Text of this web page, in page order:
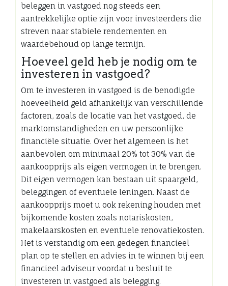
beleggen in vastgoed nog steeds een
aantrekkelijke optie zijn voor investeerders die
streven naar stabiele rendementen en
waardebehoud op lange termijn.
Hoeveel geld heb je nodig om te
investeren in vastgoed?
Om te investeren in vastgoed is de benodigde
hoeveelheid geld afhankelijk van verschillende
factoren, zoals de locatie van het vastgoed, de
marktomstandigheden en uw persoonlijke
financiële situatie. Over het algemeen is het
aanbevolen om minimaal 20% tot 30% van de
aankoopprijs als eigen vermogen in te brengen.
Dit eigen vermogen kan bestaan uit spaargeld,
beleggingen of eventuele leningen. Naast de
aankoopprijs moet u ook rekening houden met
bijkomende kosten zoals notariskosten,
makelaarskosten en eventuele renovatiekosten.
Het is verstandig om een gedegen financieel
plan op te stellen en advies in te winnen bij een
financieel adviseur voordat u besluit te
investeren in vastgoed als belegging.